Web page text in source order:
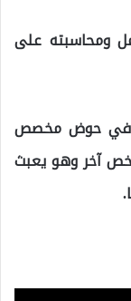
ومحاسبته على
في حوض مخصص
آخر وهو يعبث